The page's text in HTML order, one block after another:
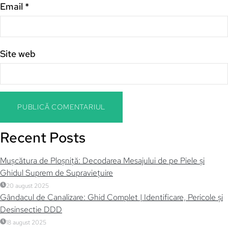
Email *
Site web
Recent Posts
Mușcătura de Ploșniță: Decodarea Mesajului de pe Piele și
Ghidul Suprem de Supraviețuire
20 august 2025
Gândacul de Canalizare: Ghid Complet | Identificare, Pericole și
Desinsectie DDD
18 august 2025